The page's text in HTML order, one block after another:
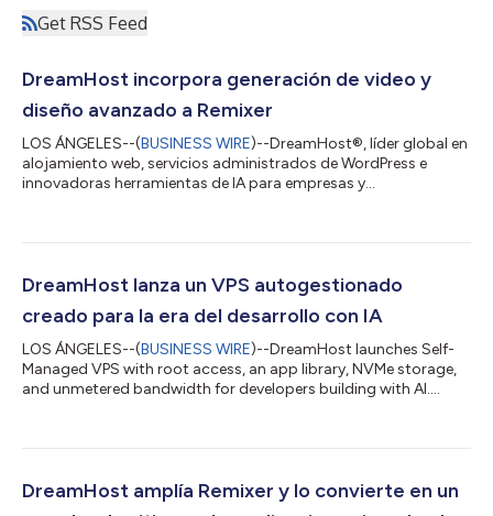
Get RSS Feed
DreamHost incorpora generación de video y
diseño avanzado a Remixer
LOS ÁNGELES--(BUSINESS WIRE)--DreamHost®, líder global en
alojamiento web, servicios administrados de WordPress e
innovadoras herramientas de IA para empresas y
ahora incorpora generación de video mediante IA, generación
las preferencias de cada cliente, todo desde la misma ventana
DreamHost lanza un VPS autogestionado
creado para la era del desarrollo con IA
LOS ÁNGELES--(BUSINESS WIRE)--DreamHost launches Self-
Managed VPS with root access, an app library, NVMe storage,
and unmetered bandwidth for developers building with AI....
DreamHost amplía Remixer y lo convierte en un